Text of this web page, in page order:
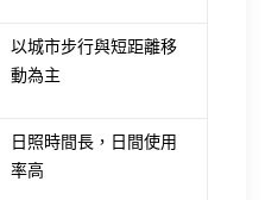
以城市步行與短距離移
動為主
日照時間長，日間使用
率高